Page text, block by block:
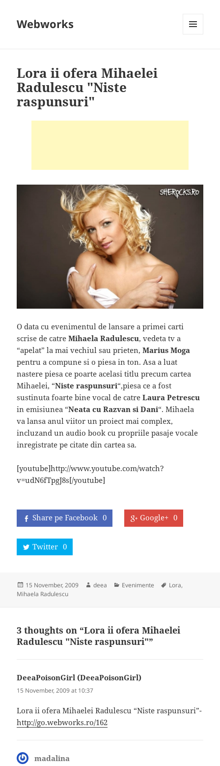
Webworks
Lora ii ofera Mihaelei
Radulescu "Niste
raspunsuri"
O data cu evenimentul de lansare a primei carti
scrise de catreMihaela Radulescu, vedeta tv a
“apelat” la mai vechiul sau prieten,Marius Moga
pentru a compune si o piesa in ton. Asa a luat
nastere piesa ce poarte acelasi titlu precum cartea
Mihaelei, “Niste raspunsuri“,piesa ce a fost
sustinuta foarte bine vocal de catreLaura Petrescu
in emisiunea “Neata cu Razvan si Dani“. Mihaela
va lansa anul viitor un proiect mai complex,
incluzand un audio book cu propriile pasaje vocale
inregistrate pe citate din cartea sa.
[youtube]http://www.youtube.com/watch?
v=udN6fTpgJ8s[/youtube]
Share pe Facebook 0 Google+ 0
Twitter 0
Posted
on
15 November, 2009 Author
deea Categories
Evenimente Tags
Lora,
Mihaela Radulescu
3 thoughts on “Lora ii ofera Mihaelei
Radulescu "Niste raspunsuri"”
DeeaPoisonGirl (DeeaPoisonGirl)
15 November, 2009 at 10:37
Lora ii ofera Mihaelei Radulescu “Niste raspunsuri”-
http://go.webworks.ro/162
madalina